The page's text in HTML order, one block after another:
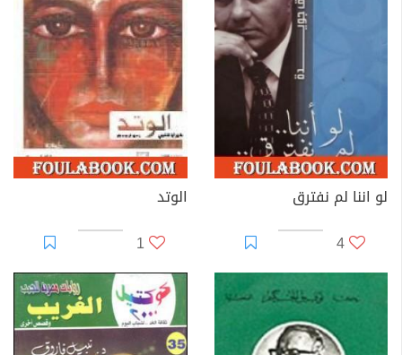
لو اننا لم نفترق
4
الوتد
1